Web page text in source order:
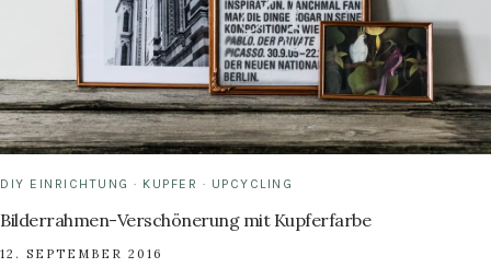
DIY EINRICHTUNG · KUPFER · UPCYCLING
Bilderrahmen-Verschönerung mit Kupferfarbe
12. SEPTEMBER 2016